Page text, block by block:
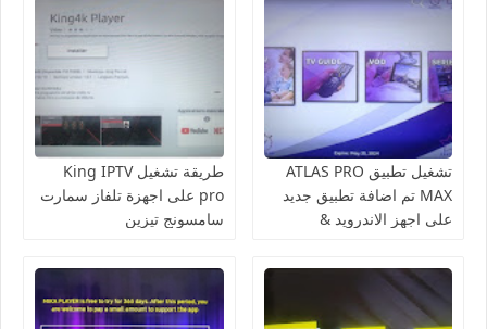
تشغيل تطبيق ATLAS PRO
MAX تم اضافة تطبيق جديد
على اجهز الاندرويد &
طريقة تشغيل King IPTV
pro على اجهزة تلفاز سمارت
سامسونج تيزين